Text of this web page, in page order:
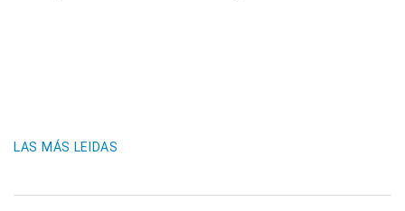
LAS MÁS LEIDAS